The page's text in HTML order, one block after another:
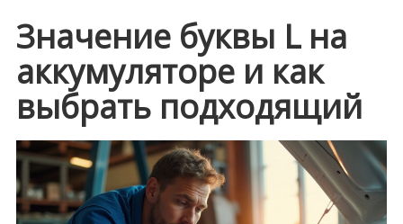
Значение буквы L на
аккумуляторе и как
выбрать подходящий